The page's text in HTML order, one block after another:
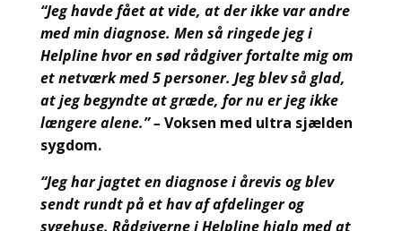
“Jeg havde fået at vide, at der ikke var andre
med min diagnose. Men så ringede jeg i
Helpline hvor en sød rådgiver fortalte mig om
et netværk med 5 personer. Jeg blev så glad,
at jeg begyndte at græde, for nu er jeg ikke
længere alene.”–Voksen med ultra sjælden
sygdom.
“Jeg har jagtet en diagnose i årevis og blev
sendt rundt på et hav af afdelinger og
sygehuse. Rådgiverne i Helpline hjalp med at